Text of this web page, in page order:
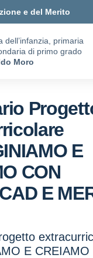
e del Merito
dell’infanzia, primaria
di primo grado
Moro
E
CON
E
E CREIAMO